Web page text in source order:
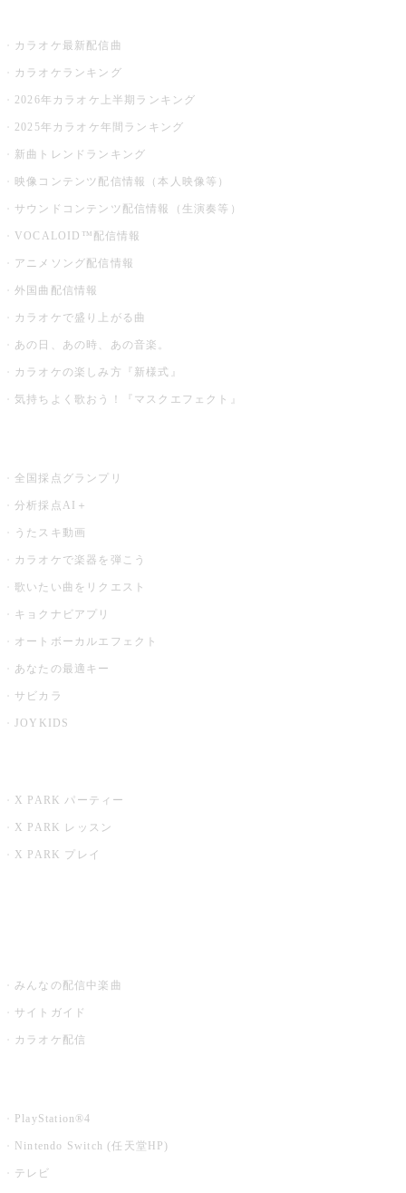
カラオケ最新配信曲
カラオケランキング
2026年カラオケ上半期ランキング
2025年カラオケ年間ランキング
新曲トレンドランキング
映像コンテンツ配信情報（本人映像等）
サウンドコンテンツ配信情報（生演奏等）
VOCALOID™配信情報
アニメソング配信情報
外国曲配信情報
カラオケで盛り上がる曲
あの日、あの時、あの音楽。
カラオケの楽しみ方『新様式』
気持ちよく歌おう！『マスクエフェクト』
全国採点グランプリ
分析採点AI＋
うたスキ動画
カラオケで楽器を弾こう
歌いたい曲をリクエスト
キョクナビアプリ
オートボーカルエフェクト
あなたの最適キー
サビカラ
JOYKIDS
X PARK パーティー
X PARK レッスン
X PARK プレイ
みんなの配信中楽曲
サイトガイド
カラオケ配信
PlayStation®4
Nintendo Switch (任天堂HP)
テレビ